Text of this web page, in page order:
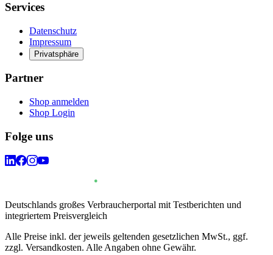
Services
Datenschutz
Impressum
Privatsphäre
Partner
Shop anmelden
Shop Login
Folge uns
Deutschlands großes Verbraucherportal mit Testberichten und
integriertem Preisvergleich
Alle Preise inkl. der jeweils geltenden gesetzlichen MwSt., ggf.
zzgl. Versandkosten. Alle Angaben ohne Gewähr.